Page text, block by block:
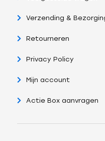
Verzending &
Retourneren
Privacy Policy
Mijn account
Actie Box aanvragen